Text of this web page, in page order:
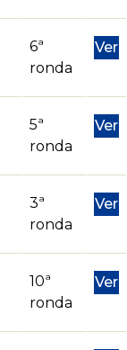
6ª
ronda
Ver
5ª
ronda
Ver
3ª
ronda
Ver
10ª
ronda
Ver